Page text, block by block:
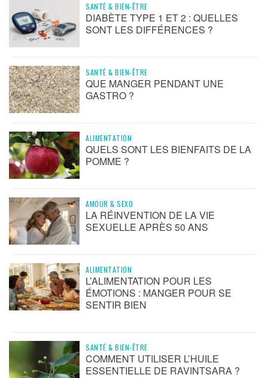
SANTÉ & BIEN-ÊTRE
DIABÈTE TYPE 1 ET 2 : QUELLES
SONT LES DIFFÉRENCES ?
SANTÉ & BIEN-ÊTRE
QUE MANGER PENDANT UNE
GASTRO ?
ALIMENTATION
QUELS SONT LES BIENFAITS DE LA
POMME ?
AMOUR & SEXO
LA RÉINVENTION DE LA VIE
SEXUELLE APRÈS 50 ANS
ALIMENTATION
L’ALIMENTATION POUR LES
ÉMOTIONS : MANGER POUR SE
SENTIR BIEN
SANTÉ & BIEN-ÊTRE
COMMENT UTILISER L’HUILE
ESSENTIELLE DE RAVINTSARA ?